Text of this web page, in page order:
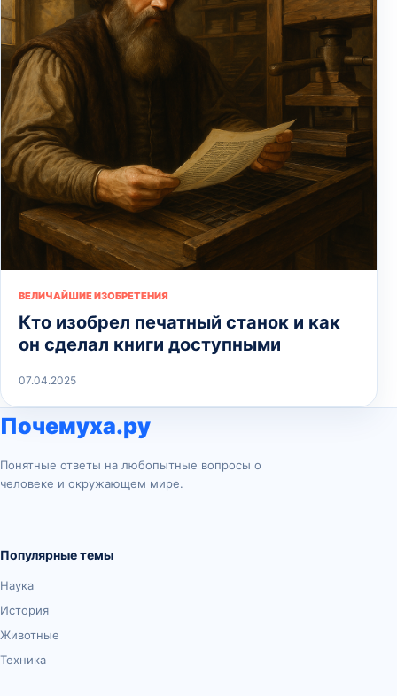
ВЕЛИЧАЙШИЕ ИЗОБРЕТЕНИЯ
Кто изобрел печатный станок и как
он сделал книги доступными
07.04.2025
Почемуха.ру
Понятные ответы на любопытные вопросы о
человеке и окружающем мире.
Популярные темы
Наука
История
Животные
Техника